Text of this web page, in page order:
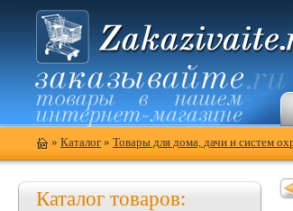
» Каталог » Товары для дома, дачи и систем
Каталог товаров: